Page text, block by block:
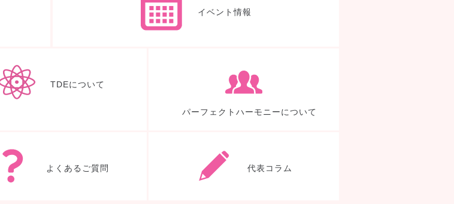
イベント情報
TDEについて
パーフェクトハーモニーについて
よくあるご質問 代表コラム